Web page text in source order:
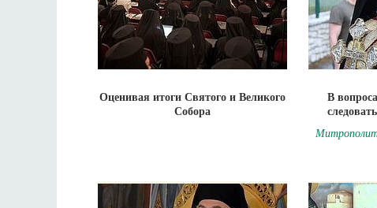
Оценивая итоги Святого и Великого
Собора
В